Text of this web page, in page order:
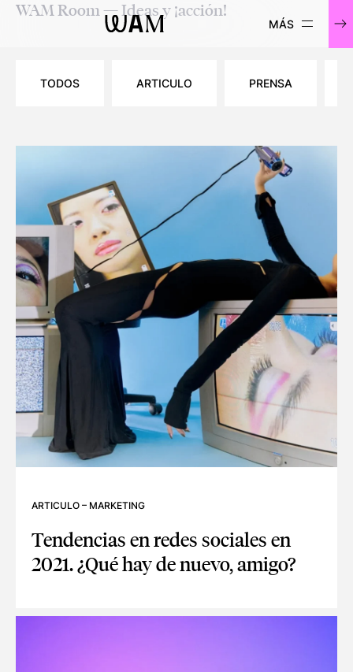
WAM
WAM Room — Ideas y ¡acción!
TODOS ARTICULO PRENSA
ARTICULO – MARKETING
Tendencias en redes sociales en
2021. ¿Qué hay de nuevo, amigo?